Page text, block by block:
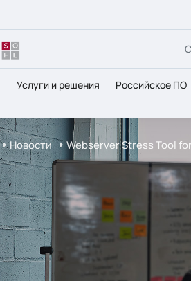
Услуги и решения Российское ПО
Новости Webserver Stress Tool